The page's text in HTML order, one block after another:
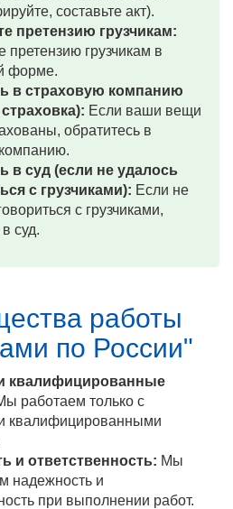
составьте акт).
претензию грузчикам:
претензию грузчикам в
форме.
в страховую компанию
Если ваши вещи
обратитесь в
в суд (если не удалось
с грузчиками): Если не
с грузчиками,
суд.
работы
по России"
квалифицированные
работаем только с
квалифицированными
и ответственность: Мы
надежность и
при выполнении работ.